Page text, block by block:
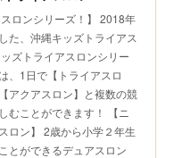
スロンシリーズ！】 2018年
た、沖縄キッズトライアス
ズトライアスロンシリー
、1日で【トライアスロ
アクアスロン】と複数の競
むことができます！ 【ニ
ロン】 2歳から小学２年生
とができるデュアスロン